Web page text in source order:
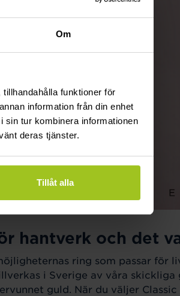
Om
funktioner för
information från din enhet
sin tur kombinera informationen
deras tjänster.
Tillåt alla
hantverk och det
ring som passar för
i Sverige av våra skickliga
guld. När du väljer